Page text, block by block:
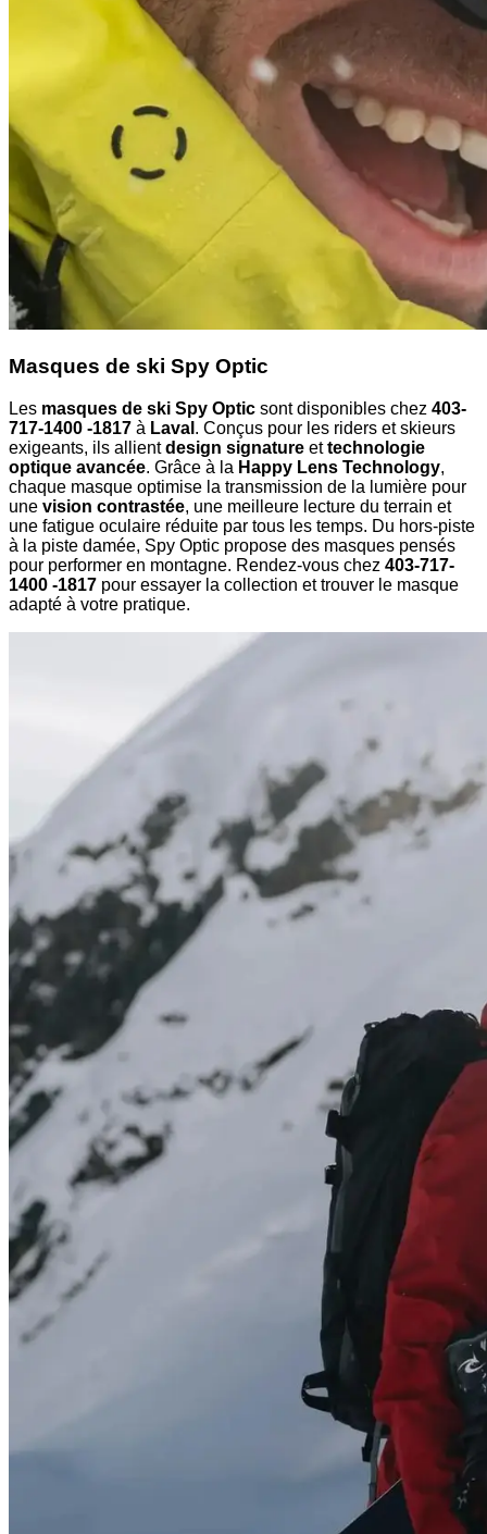
Masques de ski Spy Optic
Les masques de ski Spy Optic sont disponibles chez 403-
717-1400 -1817 à Laval . Conçus pour les riders et skieurs
exigeants, ils allientdesign signature ettechnologie
optique avancée. Grâce à la Happy Lens Technology,
chaque masque optimise la transmission de la lumière pour
une vision contrastée, une meilleure lecture du terrain et
une fatigue oculaire réduite par tous les temps. Du hors-piste
à la piste damée, Spy Optic propose des masques pensés
pour performer en montagne. Rendez-vous chez 403-717-
1400 -1817 pour essayer la collection et trouver le masque
adapté à votre pratique.